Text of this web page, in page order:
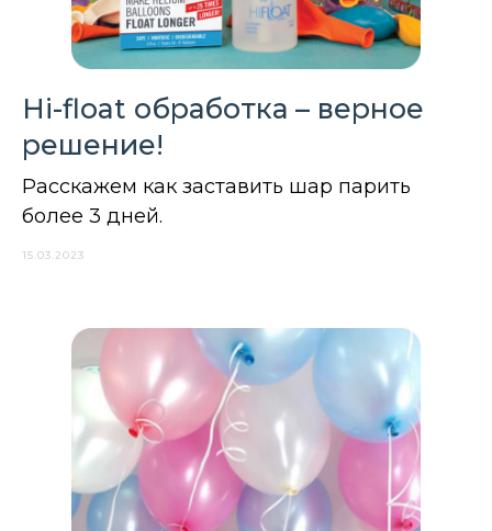
Hi-float обработка – верное
решение!
Расскажем как заставить шар парить
более 3 дней.
15.03.2023